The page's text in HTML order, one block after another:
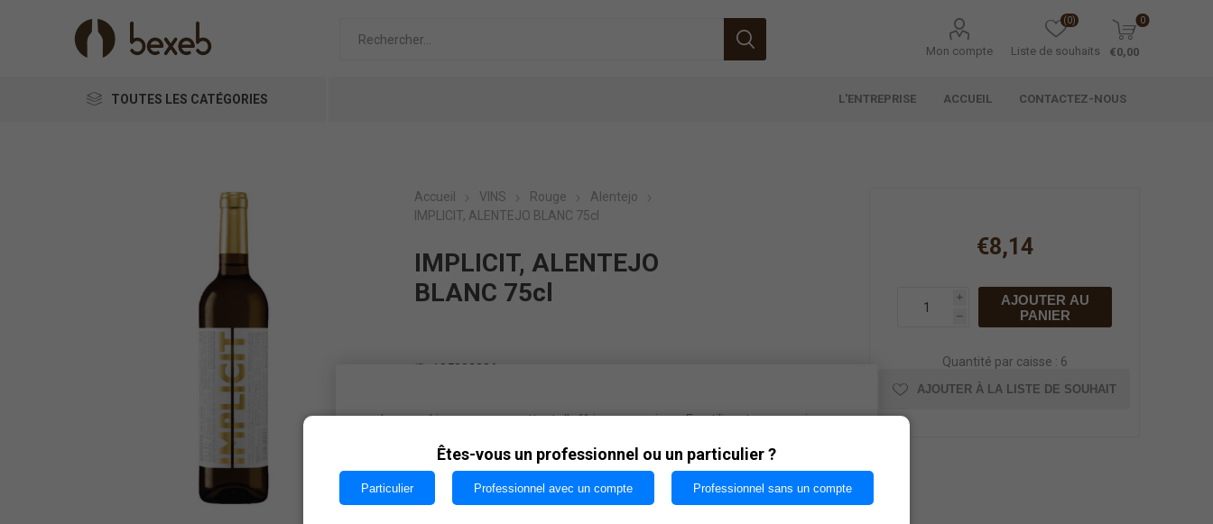
Mon compte Liste de souhaits
(0) 0
€0,00
TOUTES LES CATÉGORIES L'ENTREPRISE ACCUEIL CONTACTEZ-NOUS
Accueil VINS Rouge
Alentejo
IMPLICIT, ALENTEJO BLANC 75cl
IMPLICIT, ALENTEJO
BLANC 75cl
ID:
105002286
€8,14
i
h
AJOUTER AU
PANIER
Quantité par caisse : 6
AJOUTER À LA LISTE DE SOUHAIT
Les cookies nous permettent d'offrir nos services. En utilisant nos services,
OK
Êtes-vous un professionnel ou un particulier ?
Particulier Professionnel avec un compte Professionnel sans un compte